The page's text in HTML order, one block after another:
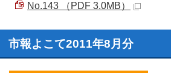
No.143 （PDF 3.0MB）
市報よこて2011年8月分